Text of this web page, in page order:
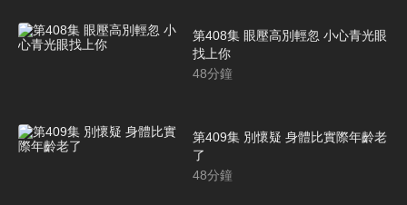
第408集 眼壓高別輕忽 小心青光眼
找上你
48分鐘
第409集 別懷疑 身體比實際年齡老
了
48分鐘